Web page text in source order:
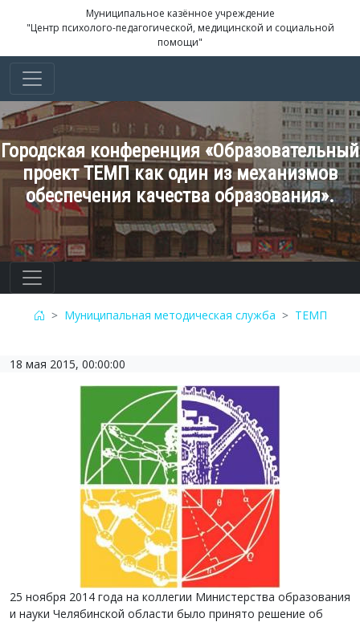
Муниципальное казённое учреждение
"Центр психолого-педагогической, медицинской и социальной
помощи"
Городская конференция «Образовательный
проект ТЕМП как один из механизмов
обеспечения качества образования».
Муниципальная методическая служба ТЕМП
18 мая 2015, 00:00:00
25 ноября 2014 года на коллегии Министерства образования
и науки Челябинской области было принято решение об